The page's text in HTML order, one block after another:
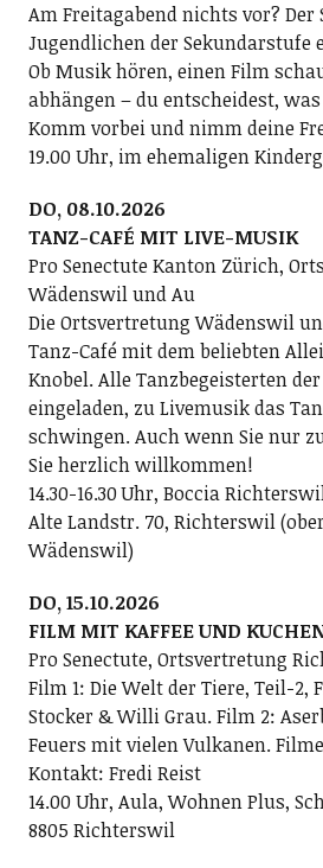
Am Freitagabend nichts vor?
Jugendlichen der Sekundarstufe
Ob Musik hören, einen Film
abhängen – du entscheidest,
Komm vorbei und nimm deine
19.00 Uhr, im ehemaligen
DO, 08.10.2026
TANZ-CAFÉ MIT LIVE-MUSIK
Pro Senectute Kanton Zürich,
Wädenswil und Au
Die Ortsvertretung Wädenswil
Tanz-Café mit dem beliebten
Knobel. Alle Tanzbegeisterten
eingeladen, zu Livemusik das
schwingen. Auch wenn Sie nur
Sie herzlich willkommen!
14.30-16.30 Uhr, Boccia
Alte Landstr. 70, Richterswil
Wädenswil)
DO, 15.10.2026
FILM MIT KAFFEE UND
Pro Senectute, Ortsvertretung
Film 1: Die Welt der Tiere, Teil-2,
Stocker & Willi Grau. Film 2:
Feuers mit vielen Vulkanen.
Kontakt: Fredi Reist
14.00 Uhr, Aula, Wohnen Plus,
8805 Richterswil